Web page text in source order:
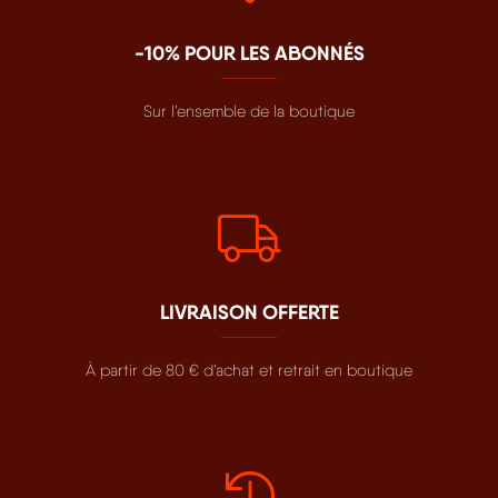
-10% POUR LES ABONNÉS
Sur l’ensemble de la boutique
LIVRAISON OFFERTE
À partir de 80 € d’achat et retrait en boutique